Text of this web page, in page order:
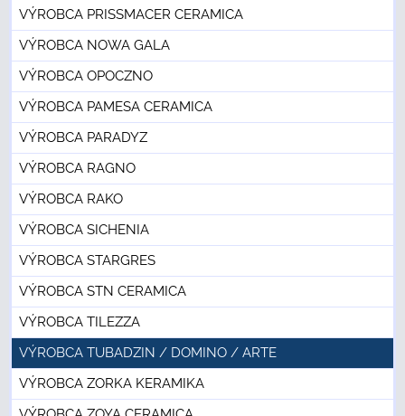
VÝROBCA PRISSMACER CERAMICA
VÝROBCA NOWA GALA
VÝROBCA OPOCZNO
VÝROBCA PAMESA CERAMICA
VÝROBCA PARADYZ
VÝROBCA RAGNO
VÝROBCA RAKO
VÝROBCA SICHENIA
VÝROBCA STARGRES
VÝROBCA STN CERAMICA
VÝROBCA TILEZZA
VÝROBCA TUBADZIN / DOMINO / ARTE
VÝROBCA ZORKA KERAMIKA